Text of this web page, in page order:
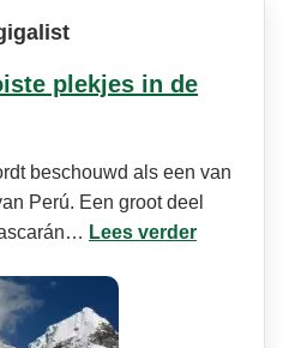
plekjes in de
beschouwd als een van
Perú. Een groot deel
Lees verder